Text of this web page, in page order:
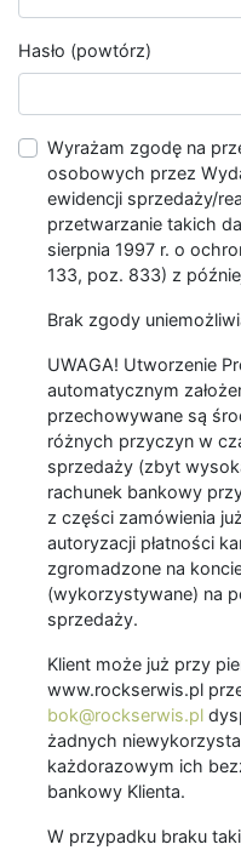
Hasło (powtórz)
Wyrażam zgodę na
osobowych przez
ewidencji sprzedaży/
przetwarzanie takich
sierpnia 1997 r. o
133, poz. 833) z
Brak zgody
UWAGA! Utworzenie
automatycznym
przechowywane są
różnych przyczyn w
sprzedaży (zbyt
rachunek bankowy
z części zamówienia
autoryzacji płatności
zgromadzone na
(wykorzystywane) na
sprzedaży.
Klient może już przy
www.rockserwis.pl
bok@rockserwis.pl
żadnych
każdorazowym ich
bankowy Klienta.
W przypadku braku